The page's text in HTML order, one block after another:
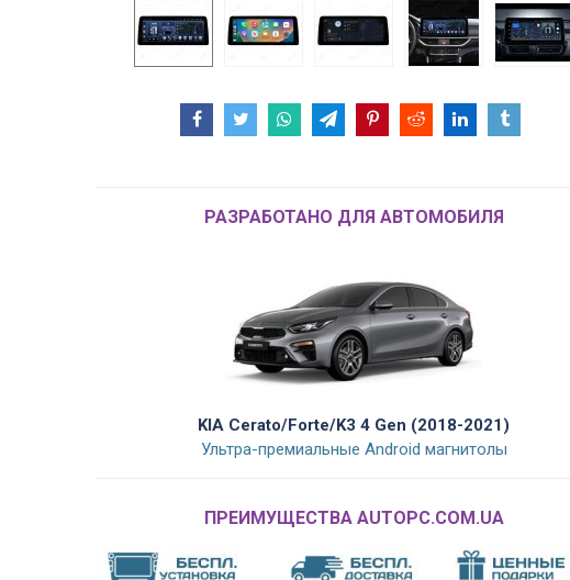
РАЗРАБОТАНО ДЛЯ АВТОМОБИЛЯ
KIA Cerato/Forte/K3 4 Gen (2018-2021)
Ультра-премиальные Android магнитолы
ПРЕИМУЩЕСТВА AUTOPC.COM.UA